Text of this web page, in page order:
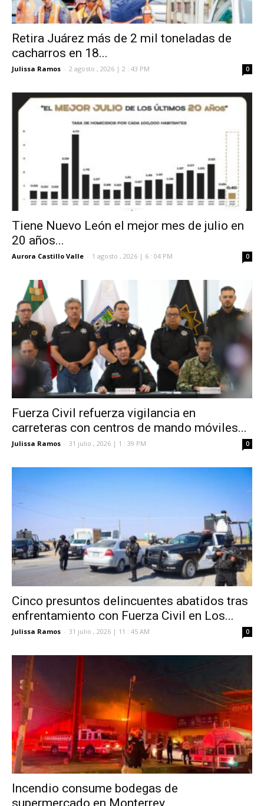
Retira Juárez más de 2 mil toneladas de
cacharros en 18...
Julissa Ramos - 2 agosto , 2026 | 2 : 43 PM 0
Tiene Nuevo León el mejor mes de julio en
20 años...
Aurora Castillo Valle - 1 agosto , 2026 | 6 : 04 PM 0
Fuerza Civil refuerza vigilancia en
carreteras con centros de mando móviles...
Julissa Ramos - 31 julio , 2026 | 1 : 39 PM 0
Cinco presuntos delincuentes abatidos tras
enfrentamiento con Fuerza Civil en Los...
Julissa Ramos - 31 julio , 2026 | 11 : 45 AM 0
Incendio consume bodegas de